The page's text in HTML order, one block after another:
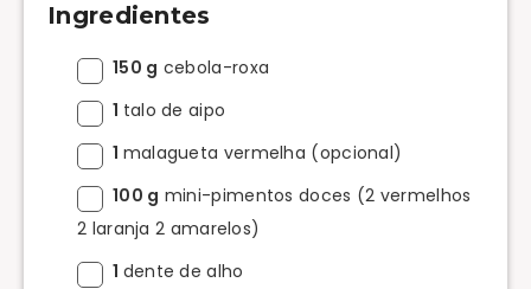
Ingredientes
150 g cebola-roxa
1 talo de aipo
1 malagueta vermelha (opcional)
100 g mini-pimentos doces (2 vermelhos
2 laranja 2 amarelos)
1 dente de alho